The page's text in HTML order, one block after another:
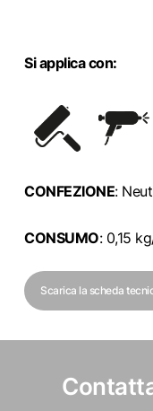
Si applica con:
CONFEZIONE:
CONSUMO: 0,15
Scarica la scheda